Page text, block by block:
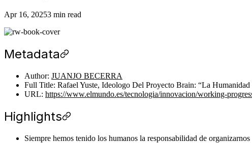
Apr 16, 20253 min read
Metadata
Author: JUANJO BECERRA
Full Title: Rafael Yuste, Ideologo Del Proyecto Brain: “La
URL: https://www.elmundo.es/tecnologia/innovacion/working-
Highlights
Siempre hemos tenido los humanos la responsabilidad de